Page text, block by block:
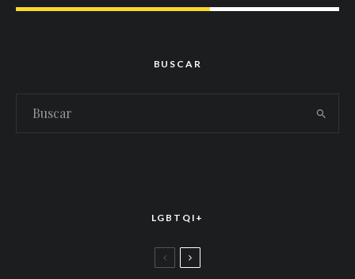
BUSCAR
LGBTQI+